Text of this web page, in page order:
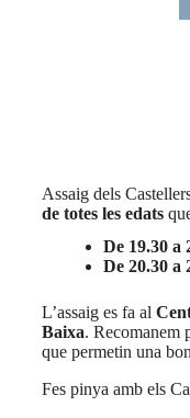
Assaig dels
de totes les edats
De 19.30 a
De 20.30 a
L’assaig es fa al
Baixa. Recomanem
que permetin una
Fes pinya amb els